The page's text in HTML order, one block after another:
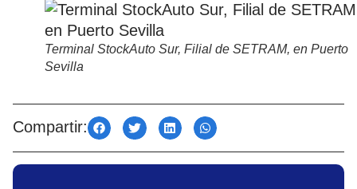
Terminal StockAuto Sur, Filial de SETRAM, en Puerto
Sevilla
Compartir: